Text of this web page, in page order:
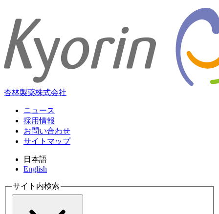
杏林製薬株式会社
ニュース
採用情報
お問い合わせ
サイトマップ
日本語
English
サイト内検索